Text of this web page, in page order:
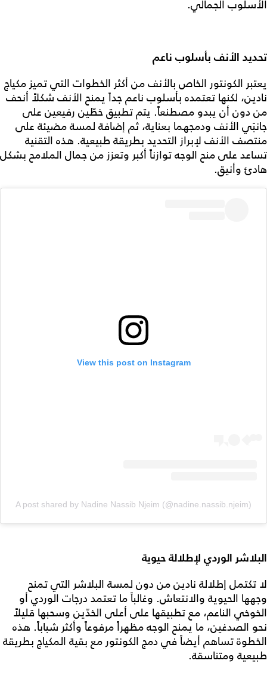
الأسلوب الجمالي.
تحديد الأنف بأسلوب ناعم
يعتبر الكونتور الخاص بالأنف من أكثر الخطوات التي تميز مكياج
نادين، لكنها تعتمده بأسلوب ناعم جداً يمنح الأنف شكلاً أنحف
من دون أن يبدو مصطنعاً. يتم تطبيق خطّين رفيعين على
جانبَي الأنف ودمجهما بعناية، ثم إضافة لمسة مضيئة على
منتصف الأنف لإبراز التحديد بطريقة طبيعية. هذه التقنية
تساعد على منح الوجه توازناً أكبر وتعزز من جمال الملامح بشكل
هادئ وأنيق.
View this post on Instagram
A post shared by Nadine Nassib Njeim (@nadine.nassib.njeim)
البلاشر الوردي لإطلالة حيوية
لا تكتمل إطلالة نادين من دون لمسة البلاشر التي تمنح
وجهها الحيوية والانتعاش. وغالباً ما تعتمد درجات الوردي أو
الخوخي الناعم، مع تطبيقها على أعلى الخدّين وسحبها قليلاً
نحو الصدغين، ما يمنح الوجه مظهراً مرفوعاً وأكثر شباباً. هذه
الخطوة تساهم أيضاً في دمج الكونتور مع بقية المكياج بطريقة
طبيعية ومتناسقة.